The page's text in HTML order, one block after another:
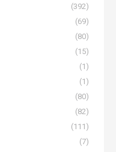
(392)
(69)
(80)
(15)
(1)
(1)
(80)
(82)
(111)
(7)